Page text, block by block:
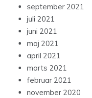
september 2021
juli 2021
juni 2021
maj 2021
april 2021
marts 2021
februar 2021
november 2020